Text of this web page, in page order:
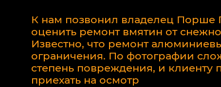
К нам позвонил владелец Порше
оценить ремонт вмятин от
Известно, что ремонт
ограничения. По фотографии
степень повреждения, и клиенту
приехать на осмотр